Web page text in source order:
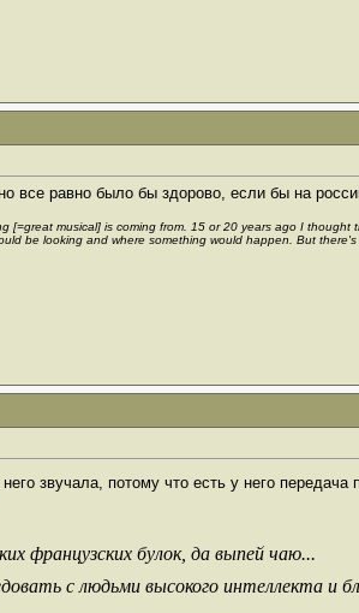
все равно было бы здорово, если бы на
[=great musical] is coming from. 15 or 20 years ago I
be looking and where something would happen. But there's
звучала, потому что есть у него
французских булок, да выпей чаю...
с людьми высокого интеллекта и